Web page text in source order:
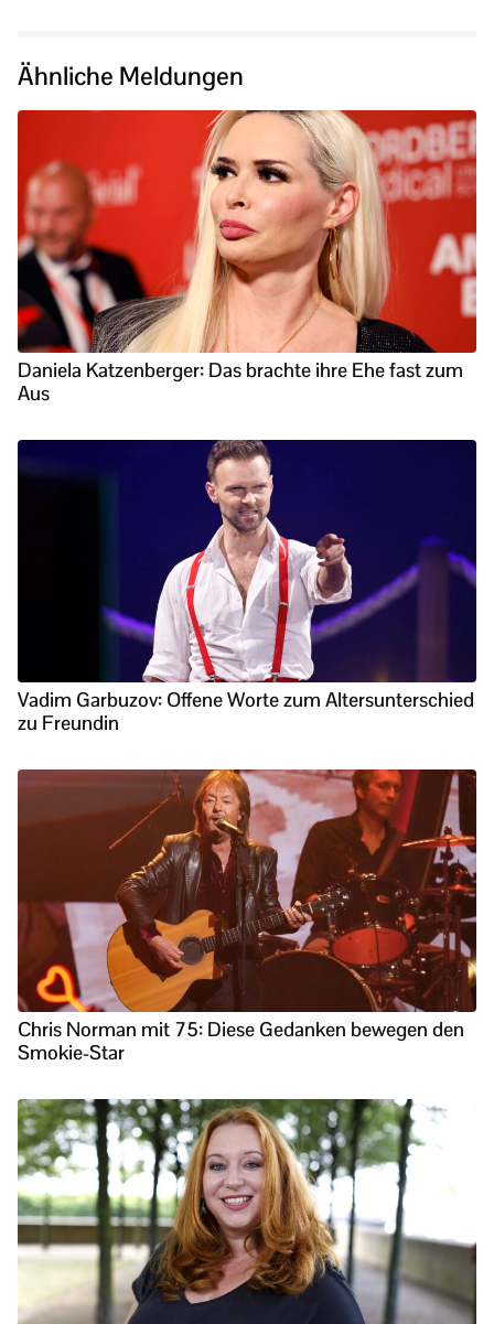
Ähnliche Meldungen
Daniela Katzenberger: Das brachte ihre Ehe fast zum
Aus
Vadim Garbuzov: Offene Worte zum Altersunterschied
zu Freundin
Chris Norman mit 75: Diese Gedanken bewegen den
Smokie-Star